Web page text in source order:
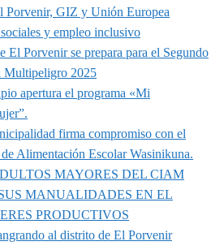
Porvenir, GIZ y Unión Europea
y empleo inclusivo
El Porvenir se prepara para el Segundo
Multipeligro 2025
apertura el programa «Mi
firma compromiso con el
Alimentación Escolar Wasinikuna.
MAYORES DEL CIAM
MANUALIDADES EN EL
PRODUCTIVOS
al distrito de El Porvenir